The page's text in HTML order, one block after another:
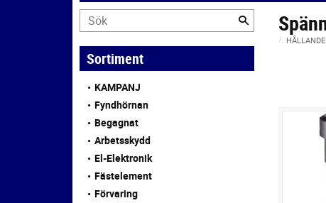
Sortiment
KAMPANJ
Fyndhörnan
Begagnat
Arbetsskydd
El-Elektronik
Fästelement
Förvaring